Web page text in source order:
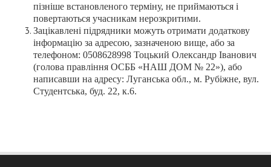
пізніше встановленого терміну, не приймаються і
повертаються учасникам нерозкритими.
Зацікавлені підрядники можуть отримати додаткову
інформацію за адресою, зазначеною вище, або за
телефоном: 0508628998 Тоцький Олександр Іванович
(голова правління ОСББ «НАШ ДОМ № 22»), або
написавши на адресу: Луганська обл., м. Рубіжне, вул.
Студентська, буд. 22, к.6.